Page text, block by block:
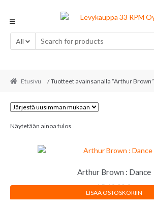
navigation
content
All
Etusivu / Tuotteet avainsanalla “Arthur Brown”
Näytetään ainoa tulos
Arthur Brown : Dance
LP12,00€
LISÄÄ OSTOSKORIIN